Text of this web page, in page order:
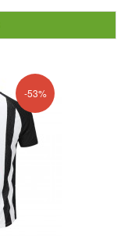
-53%